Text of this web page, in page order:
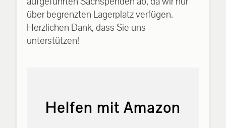
über begrenzten Lagerplatz verfügen.
Herzlichen Dank, dass Sie uns
unterstützen!
Helfen mit Amazon